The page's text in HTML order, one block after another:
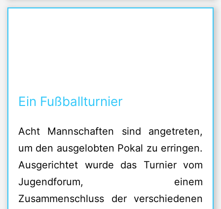
Ein Fußballturnier
Acht Mannschaften sind angetreten,
um den ausgelobten Pokal zu erringen.
Ausgerichtet wurde das Turnier vom
Jugendforum, einem
Zusammenschluss der verschiedenen